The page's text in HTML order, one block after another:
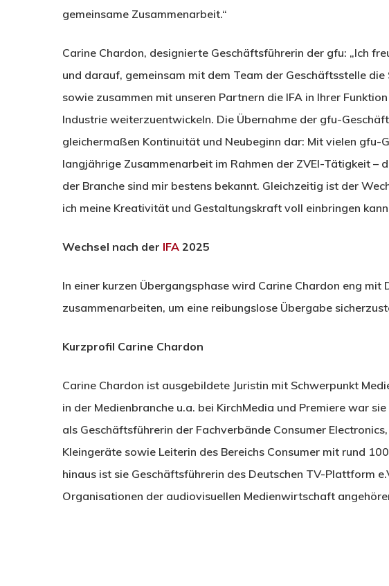
gemeinsame Zusammenarbeit.“
Carine Chardon, designierte Geschäftsführerin der gfu: „Ich
und darauf, gemeinsam mit dem Team der Geschäftsstelle
sowie zusammen mit unseren Partnern die IFA in Ihrer
Industrie weiterzuentwickeln. Die Übernahme der gfu-
gleichermaßen Kontinuität und Neubeginn dar: Mit vielen gfu-
langjährige Zusammenarbeit im Rahmen der ZVEI-Tätigkeit –
der Branche sind mir bestens bekannt. Gleichzeitig ist der
ich meine Kreativität und Gestaltungskraft voll einbringen
Wechsel nach der IFA 2025
In einer kurzen Übergangsphase wird Carine Chardon eng mit
zusammenarbeiten, um eine reibungslose Übergabe
Kurzprofil Carine Chardon
Carine Chardon ist ausgebildete Juristin mit Schwerpunkt
in der Medienbranche u.a. bei KirchMedia und Premiere war
als Geschäftsführerin der Fachverbände Consumer
Kleingeräte sowie Leiterin des Bereichs Consumer mit rund
hinaus ist sie Geschäftsführerin des Deutschen TV-Plattform
Organisationen der audiovisuellen Medienwirtschaft